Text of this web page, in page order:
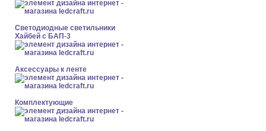
Светодиодные светильники
Хайбей с БАП-3
Аксессуары к ленте
Комплектующие